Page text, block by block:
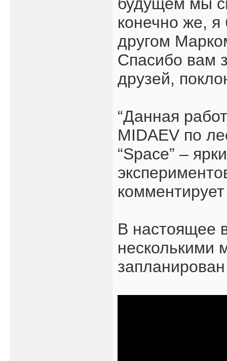
будущем мы
конечно же,
другом
Спасибо вам
друзей,
“Данная
MIDAEV по
“Space” –
В настоящее
несколькими